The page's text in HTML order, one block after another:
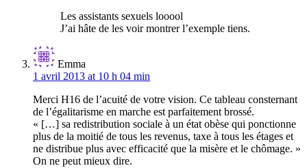
Les assistants sexuels looool
J’ai hâte de les voir montrer l’exemple tiens.
Emma
1 avril 2013 at 10 h 04 min
Merci H16 de l’acuité de votre vision. Ce tableau consternant
de l’égalitarisme en marche est parfaitement brossé.
« […] sa redistribution sociale à un état obèse qui ponctionne
plus de la moitié de tous les revenus, taxe à tous les étages et
ne distribue plus avec efficacité que la misère et le chômage. »
On ne peut mieux dire.